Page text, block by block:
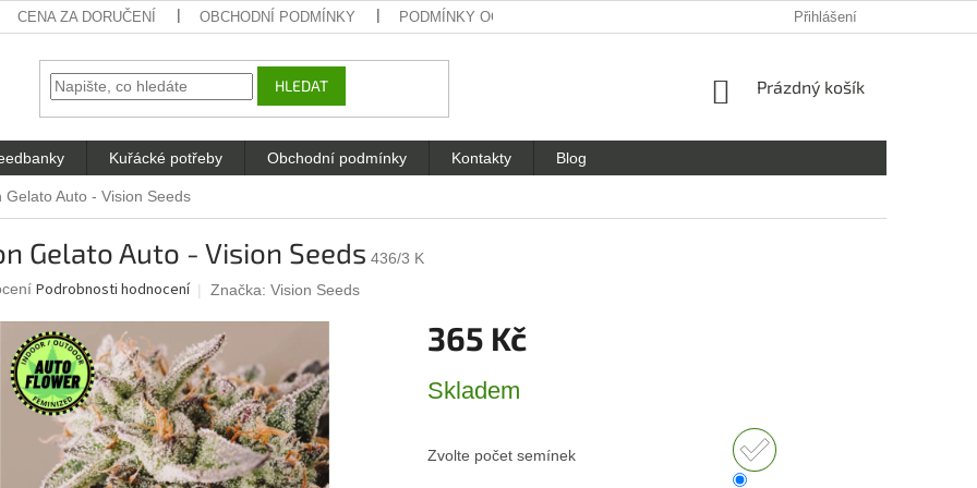
CENA ZA DORUČENÍ OBCHODNÍ PODMÍNKY PODMÍNKY OCHRANY OSOBNÍCH ÚDAJŮ Přihlášení
HLEDAT
NÁKUPNÍ
Prázdný košík
Kuřácké potřeby Obchodní podmínky Kontakty Blog
Gelato Auto - Vision Seeds
Gelato Auto - Vision Seeds 436/3 K
Podrobnosti hodnocení Značka: Vision Seeds
365 Kč
cena:
Skladem
Zvolte počet semínek